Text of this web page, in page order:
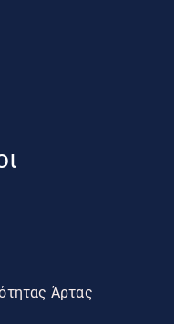
Άρτας